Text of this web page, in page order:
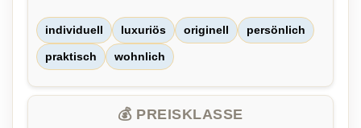
individuell luxuriös originell persönlich
praktisch wohnlich
💰 PREISKLASSE